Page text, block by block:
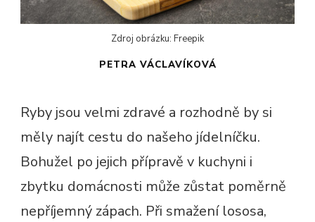
Zdroj obrázku: Freepik
PETRA VÁCLAVÍKOVÁ
Ryby jsou velmi zdravé a rozhodně by si
měly najít cestu do našeho jídelníčku.
Bohužel po jejich přípravě v kuchyni i
zbytku domácnosti může zůstat poměrně
nepříjemný zápach. Při smažení lososa,